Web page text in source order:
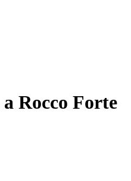
Rocco Forte